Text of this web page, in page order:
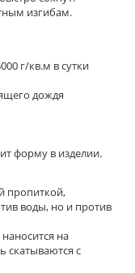
изгибам.
г/кв.м в сутки
дождя
форму в изделии.
пропиткой,
воды, но и против
на
скатываются с